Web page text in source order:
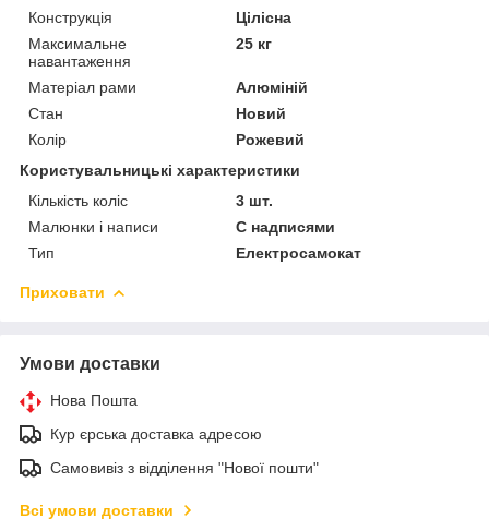
Конструкція
Цілісна
Максимальне
навантаження
25 кг
Матеріал рами
Алюміній
Стан
Новий
Колір
Рожевий
Користувальницькі характеристики
Кількість коліс
3 шт.
Малюнки і написи
С надписями
Тип
Електросамокат
Приховати
Умови доставки
Нова Пошта
Кур єрська доставка адресою
Самовивіз з відділення "Нової пошти"
Всі умови доставки